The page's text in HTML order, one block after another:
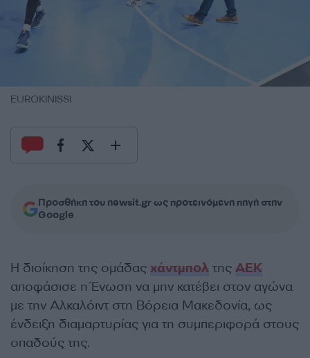
EUROKINISSI
Προσθήκη του newsit.gr ως προτεινόμενη πηγή στην
Google
Η διοίκηση της ομάδας χάντμπολ της ΑΕΚ
αποφάσισε η Ένωση να μην κατέβει στον αγώνα
με την Αλκαλόιντ στη Βόρεια Μακεδονία, ως
ένδειξη διαμαρτυρίας για τη συμπεριφορά στους
οπαδούς της.